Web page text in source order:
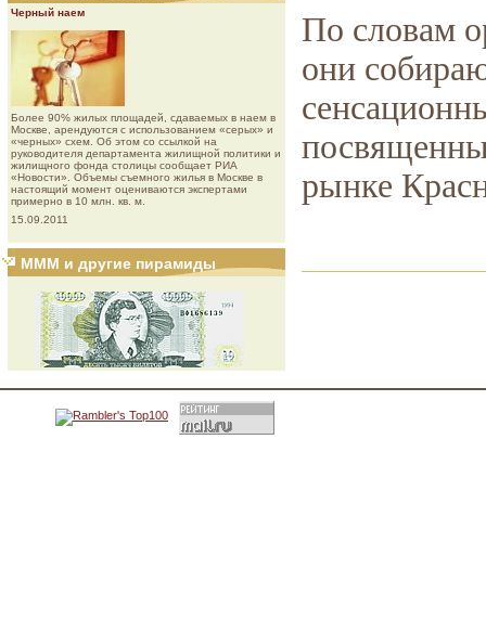
Черный наем
Более 90% жилых площадей, сдаваемых в наем в
Москве, арендуются с использованием «серых» и
«черных» схем. Об этом со ссылкой на
руководителя департамента жилищной политики и
жилищного фонда столицы сообщает РИА
«Новости». Объемы съемного жилья в Москве в
настоящий момент оцениваются экспертами
примерно в 10 млн. кв. м.
15.09.2011
МММ и другие пирамиды
По словам
они
рынке